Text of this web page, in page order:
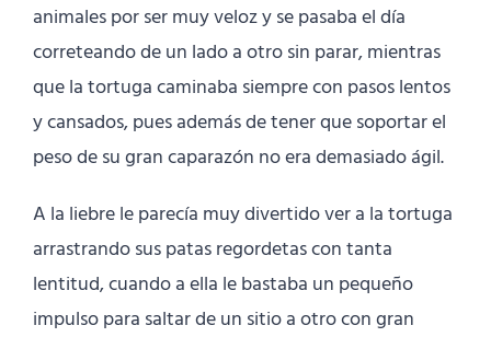
animales por ser muy veloz y se pasaba el día
correteando de un lado a otro sin parar, mientras
que la tortuga caminaba siempre con pasos lentos
y cansados, pues además de tener que soportar el
peso de su gran caparazón no era demasiado ágil.
A la liebre le parecía muy divertido ver a la tortuga
arrastrando sus patas regordetas con tanta
lentitud, cuando a ella le bastaba un pequeño
impulso para saltar de un sitio a otro con gran